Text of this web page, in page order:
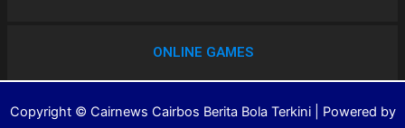
ONLINE GAMES
Copyright © Cairnews Cairbos Berita Bola Terkini | Powered by